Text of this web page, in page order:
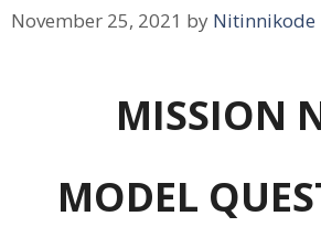
November 25, 2021 by Nitinnikode
MISSION
MODEL